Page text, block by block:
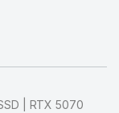
| RTX 5070